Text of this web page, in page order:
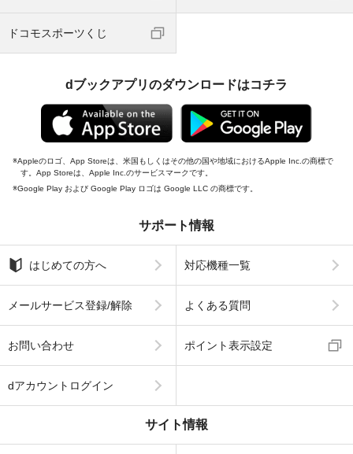
ドコモスポーツくじ
dブックアプリのダウンロードはコチラ
Appleのロゴ、App Storeは、米国もしくはその他の国や地域におけるApple Inc.の商標で
す。App Storeは、Apple Inc.のサービスマークです。
Google Play および Google Play ロゴは Google LLC の商標です。
サポート情報
はじめての方へ 対応機種一覧
メールサービス登録/解除 よくある質問
お問い合わせ ポイント表示設定
dアカウントログイン
サイト情報